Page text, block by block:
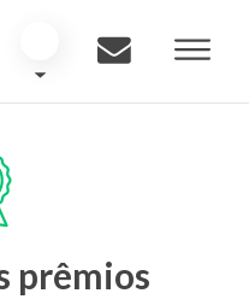
prêmios